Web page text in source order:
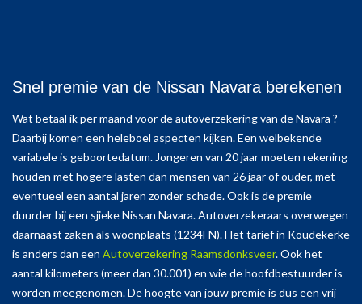
Snel premie van de Nissan Navara berekenen
Wat betaal ik per maand voor de autoverzekering van de Navara ?
Daarbij komen een heleboel aspecten kijken. Een welbekende
variabele is geboortedatum. Jongeren van 20 jaar moeten rekening
houden met hogere lasten dan mensen van 26 jaar of ouder, met
eventueel een aantal jaren zonder schade. Ook is de premie
duurder bij een sjieke Nissan Navara. Autoverzekeraars overwegen
daarnaast zaken als woonplaats (1234FN). Het tarief in Koudekerke
is anders dan een Autoverzekering Raamsdonksveer. Ook het
aantal kilometers (meer dan 30.001) en wie de hoofdbestuurder is
worden meegenomen. De hoogte van jouw premie is dus een vrij